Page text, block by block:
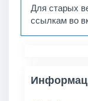
Для старых
ссылкам во